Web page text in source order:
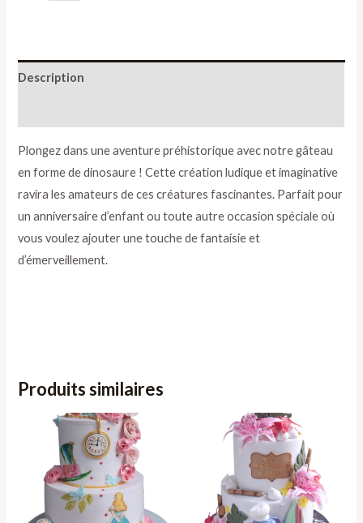
Description
Plongez dans une aventure préhistorique avec notre gâteau
en forme de dinosaure ! Cette création ludique et imaginative
ravira les amateurs de ces créatures fascinantes. Parfait pour
un anniversaire d’enfant ou toute autre occasion spéciale où
vous voulez ajouter une touche de fantaisie et
d’émerveillement.
Produits similaires
Plage
de
prix :
211,00 €
à
664,65 €
Plage
de
prix :
211,00 €
à
664,65 €